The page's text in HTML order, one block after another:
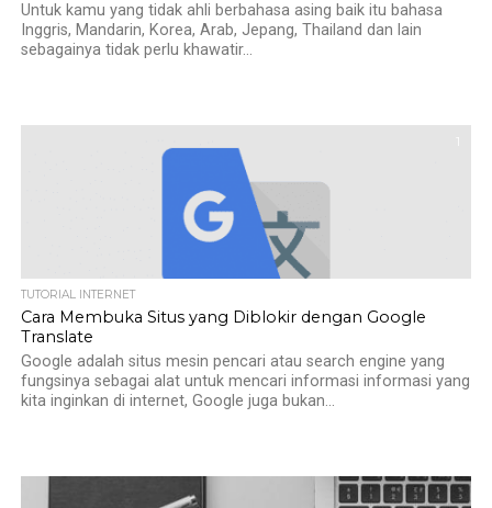
Untuk kamu yang tidak ahli berbahasa asing baik itu bahasa
Inggris, Mandarin, Korea, Arab, Jepang, Thailand dan lain
sebagainya tidak perlu khawatir...
1
TUTORIAL INTERNET
Cara Membuka Situs yang Diblokir dengan Google
Translate
Google adalah situs mesin pencari atau search engine yang
fungsinya sebagai alat untuk mencari informasi informasi yang
kita inginkan di internet, Google juga bukan...